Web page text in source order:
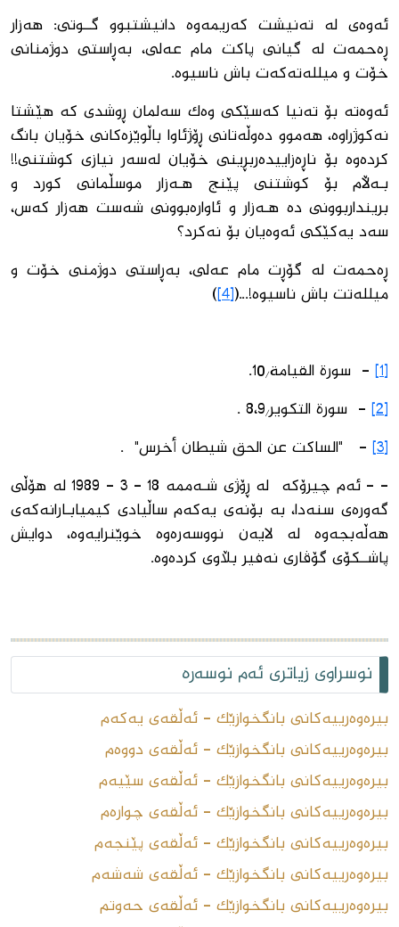
ئه‌وه‌ى له ‌ته‌نیشت كه‌ریمه‌وه‌ دانیشتبوو گــوتى: هه‌زار
ڕه‌حمه‌ت له‌ گیانى پاكت مام عه‌لى، به‌ڕاستى دوژمنانى
خۆت و میلله‌ته‌كه‌ت باش ناسیوه‌.
ئه‌وه‌ته‌ بۆ ته‌نیا كه‌سێكى وه‌ك سه‌لمان ڕوشدى كه ‌هێشتا
نه‌كوژراوه‌، هه‌موو ده‌وڵه‌تانى ڕۆژئاوا باڵوێزه‌كانی خۆیان بانگ
كرده‌وه‌ بۆ ناڕه‌زاییده‌ربڕینى خۆیان له‌سه‌ر نیازى كوشتنى!!
بـەڵام بۆ كوشتنى پێنج هـه‌زار موسڵمانى كورد و
برینداربوونى ده‌ هـه‌زار و ئاواره‌بوونى شه‌ست هه‌زار كه‌س،
سه‌د یه‌كێكى ئه‌وه‌یان بۆ نه‌كرد؟
ڕه‌حمه‌ت له‌ گۆڕت مام عه‌لى، به‌ڕاستى دوژمنى خۆت و
میلله‌تت باش ناسیوه!‌...([4]
)
[1]
- سورة القيامة/10.
[2]
- سورة التكوير/8،9 .
[3]
- "الساكت عن الحق شيطان أخرس" .
- - ئه‌م چیرۆكه‌ ‌ له‌ ڕۆژى شـه‌ممه‌ 18 - 3 - 1989 له‌ هۆڵى
گه‌وره‌ى سنه‌دا، به‌ بۆنه‌ى یه‌كه‌م ساڵیادى كیمیابـارانه‌كه‌ى
هه‌ڵه‌بجه‌وه‌ له ‌لایه‌ن نووسه‌ره‌وه‌ خوێنرایه‌وه‌، دوایش
پاشــكۆى گۆڤارى نه‌فیر بڵاوى كرده‌وە.
نوسراوی زیاتری ئەم نوسەرە
بیرەوەرییەکانی بانگخوازێک - ئەڵقەى یەکەم
بیرەوەرییەکانی بانگخوازێک - ئەڵقەى دووەم
بیرەوەرییەکانى بانگخوازێک - ئەڵقەى سێیەم
بیرەوەرییەکانى بانگخوازێک - ئەڵقەى چوارەم
بیرەوەرییەکانى بانگخوازێک - ئەڵقەى پێنجەم
بیرەوەرییەکانى بانگخوازێک - ئەڵقەى شەشەم
بیرەوەرییەکانى بانگخوازێک - ئەڵقەى حەوتم